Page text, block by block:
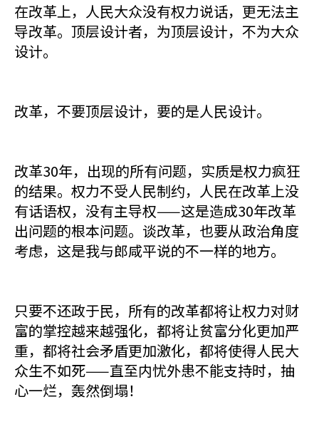
在改革上，人民大众没有权力说话，更无法主
导改革。顶层设计者，为顶层设计，不为大众
设计。
改革，不要顶层设计，要的是人民设计。
改革30年，出现的所有问题，实质是权力疯狂
的结果。权力不受人民制约，人民在改革上没
有话语权，没有主导权——这是造成30年改革
出问题的根本问题。谈改革，也要从政治角度
考虑，这是我与郎咸平说的不一样的地方。
只要不还政于民，所有的改革都将让权力对财
富的掌控越来越强化，都将让贫富分化更加严
重，都将社会矛盾更加激化，都将使得人民大
众生不如死——直至内忧外患不能支持时，抽
心一烂，轰然倒塌！